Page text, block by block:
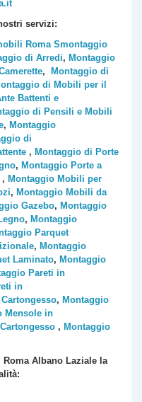
servizi:
Roma Smontaggio
di Arredi, Montaggio
,
Montaggio di
di Mobili per il
Battenti e
di Pensili e Mobili
, Montaggio
di
, Montaggio di Porte
, Montaggio Porte a
, Montaggio Mobili per
, Montaggio Mobili da
Gazebo, Montaggio
, Montaggio
Parquet
, Montaggio
Laminato, Montaggio
Pareti in
in
, Montaggio
Mensole in
, Montaggio
Roma Albano Laziale la